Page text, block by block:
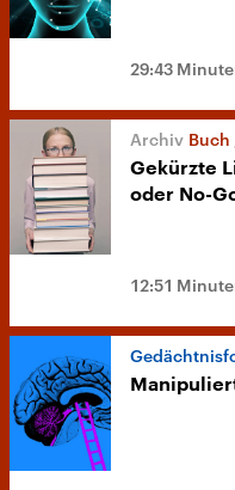
29:43
Buch
Gekürzte
oder No-
12:51